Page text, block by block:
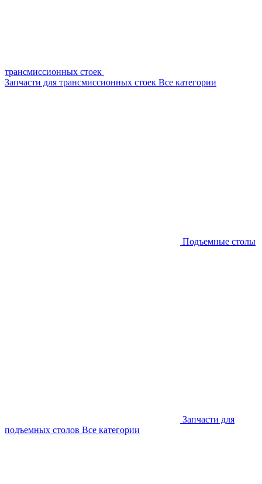
трансмиссионных стоек
Запчасти для трансмиссионных стоек Все категории
Подъемные столы
Запчасти для
подъемных столов Все категории